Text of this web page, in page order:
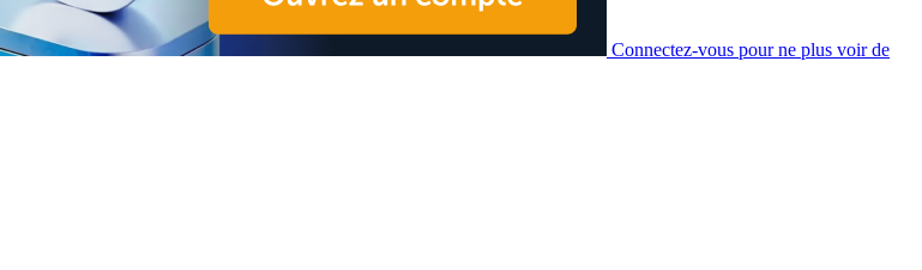
Connectez-vous pour ne plus voir de